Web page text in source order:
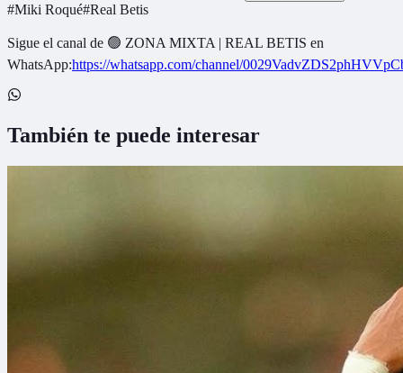
#Miki Roqué#Real Betis
Sigue el canal de 🟢 ZONA MIXTA | REAL BETIS en
WhatsApp:https://whatsapp.com/channel/
También te puede interesar